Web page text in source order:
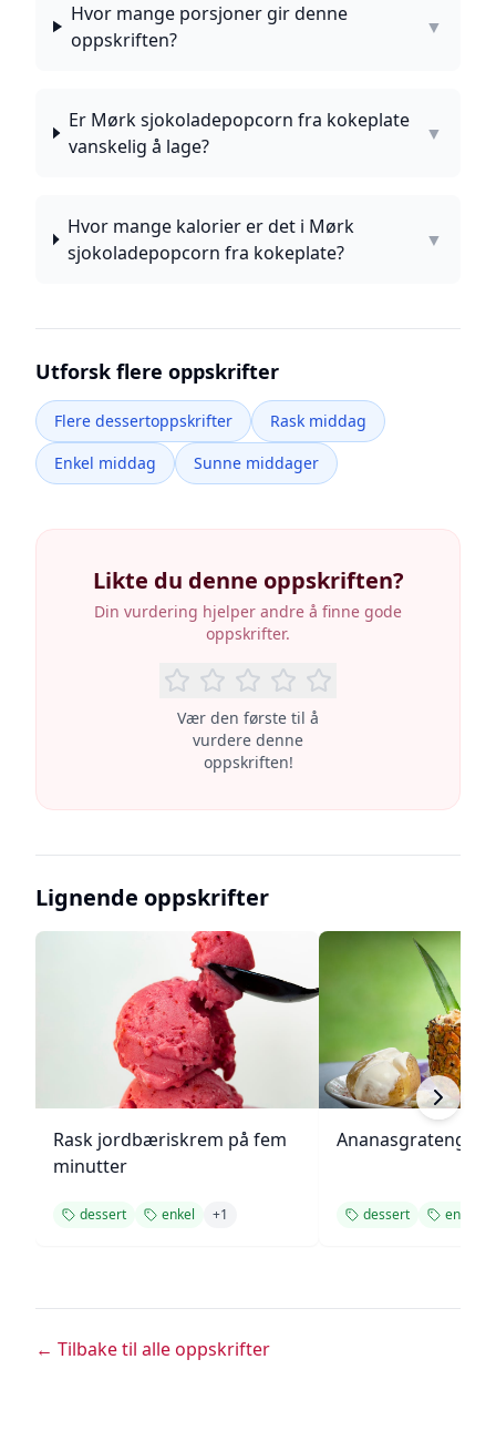
Hvor mange porsjoner gir denne
oppskriften?
▼
Er Mørk sjokoladepopcorn fra kokeplate
vanskelig å lage?
▼
Hvor mange kalorier er det i Mørk
sjokoladepopcorn fra kokeplate?
▼
Utforsk flere oppskrifter
Flere dessertoppskrifter
Rask middag
Enkel middag
Sunne middager
Likte du denne oppskriften?
Din vurdering hjelper andre å finne gode
oppskrifter.
Vær den første til å
vurdere denne
oppskriften!
Lignende oppskrifter
Rask jordbæriskrem på fem
minutter
dessert enkel +1
Ananasgrateng
dessert enkel
← Tilbake til alle oppskrifter